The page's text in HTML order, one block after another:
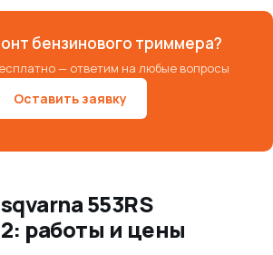
бензинового триммера?
— ответим на любые вопросы
Оставить заявку
553RS
работы и цены